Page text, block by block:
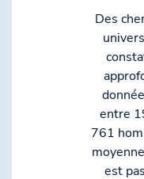
Des
entre
761
est